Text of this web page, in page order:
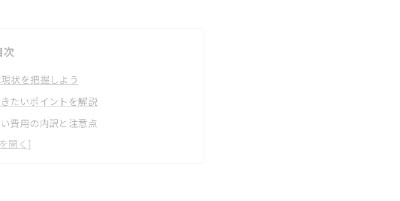
次
状を把握しよう
たいポイントを解説
費用の内訳と注意点
介：スムーズな進め方